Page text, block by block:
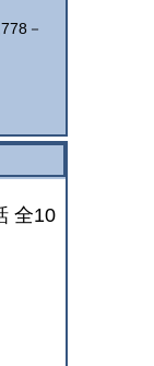
－
全10